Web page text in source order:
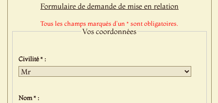
Formulaire de demande de mise en relation
Tous les champs marqués d'un * sont obligatoires.
Vos coordonnées
Civilité * :
Nom * :